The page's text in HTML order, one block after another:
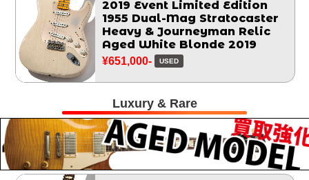
2019 Event Limited Edition
1955 Dual-Mag Stratocaster
Heavy & Journeyman Relic
Aged White Blonde 2019
¥651,000- USED
Luxury & Rare